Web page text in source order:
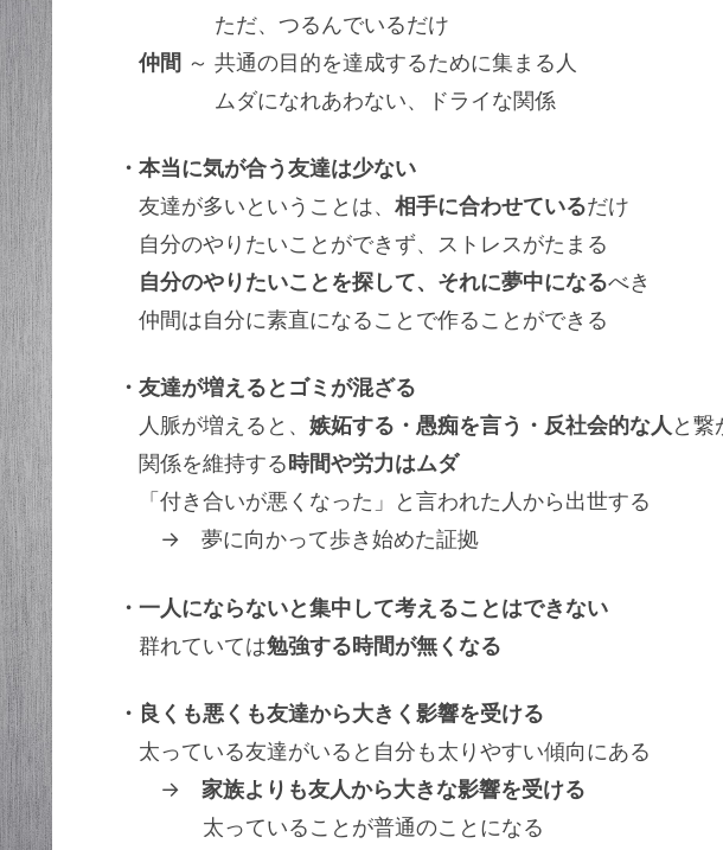
ただ、つるんでいるだけ
仲間 ～ 共通の目的を達成するために集まる人
ムダになれあわない、ドライな関係
・本当に気が合う友達は少ない
友達が多いということは、 相手に合わせているだけ
自分のやりたいことができず、ストレスがたまる
自分のやりたいことを探して、それに夢中になるべき
仲間は自分に素直になることで作ることができる
・友達が増えるとゴミが混ざる
人脈が増えると、 嫉妬する・愚痴を言う・反社会的な人と繋
関係を維持する時間や労力はムダ
「付き合いが悪くなった」と言われた人から出世する
→ 夢に向かって歩き始めた証拠
・一人にならないと集中して考えることはできない
群れていては勉強する時間が無くなる
・良くも悪くも友達から大きく影響を受ける
太っている友達がいると自分も太りやすい傾向にある
→ 家族よりも友人から大きな影響を受ける
太っていることが普通のことになる